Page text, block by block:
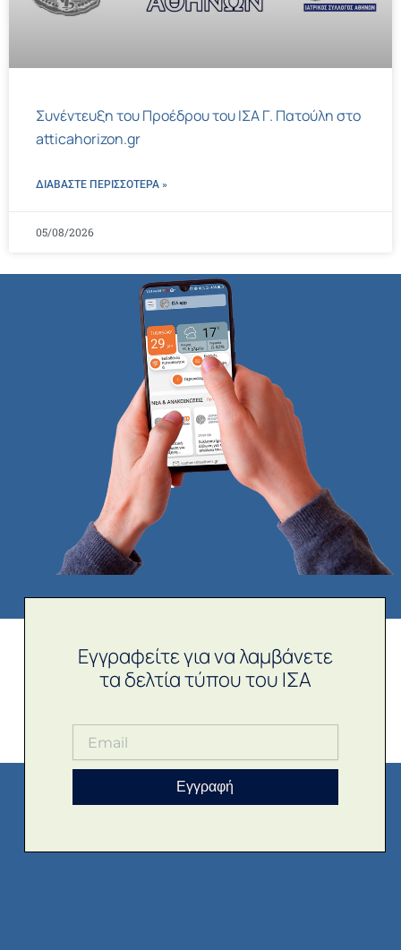
Συνέντευξη του Προέδρου του ΙΣΑ Γ. Πατούλη στο
atticahorizon.gr
ΔΙΑΒΑΣΤΕ ΠΕΡΙΣΣΌΤΕΡΑ »
05/08/2026
Εγγραφείτε για να λαμβάνετε
τα δελτία τύπου του ΙΣΑ
Εγγραφή